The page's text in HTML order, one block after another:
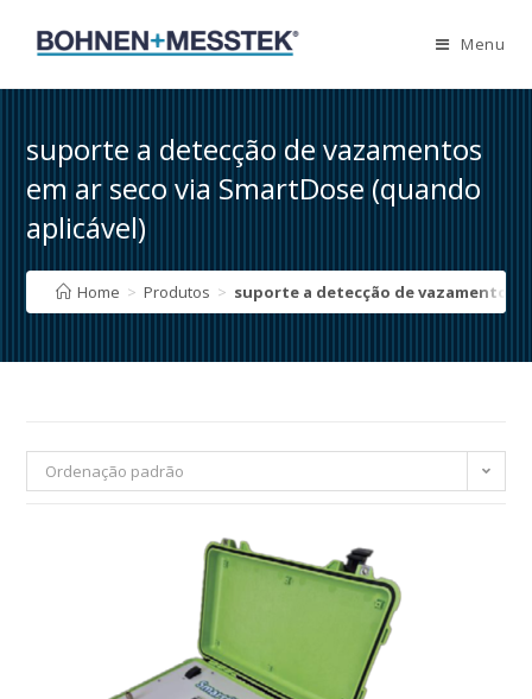
Menu
suporte a detecção de vazamentos
em ar seco via SmartDose (quando
aplicável)
Home > Produtos > suporte a detecção de vazamentos
Ordenação padrão